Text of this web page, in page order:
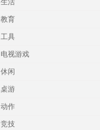
生活
教育
工具
电视游戏
休闲
桌游
动作
竞技